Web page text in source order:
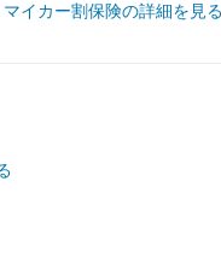
マイカー割保険の詳細を見る